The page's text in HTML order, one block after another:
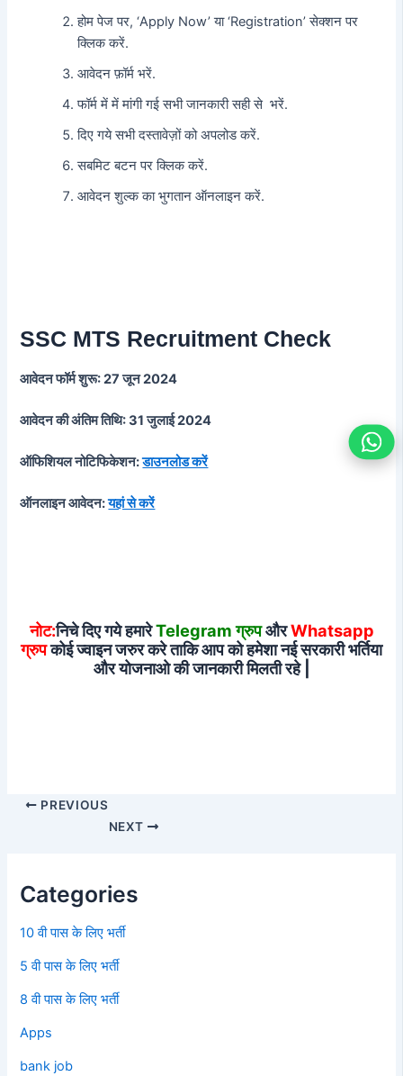
होम पेज पर, ‘Apply Now’ या ‘Registration’ सेक्शन पर
क्लिक करें.
आवेदन फ़ॉर्म भरें.
फॉर्म में में मांगी गई सभी जानकारी सही से भरें.
दिए गये सभी दस्तावेज़ों को अपलोड करें.
सबमिट बटन पर क्लिक करें.
आवेदन शुल्क का भुगतान ऑनलाइन करें.
SSC MTS Recruitment Check
आवेदन फॉर्म शुरू: 27 जून 2024
आवेदन की अंतिम तिथि: 31 जुलाई 2024
ऑफिशियल नोटिफिकेशन:डाउनलोड करें
ऑनलाइन आवेदन:यहां से करें
नोट:निचे दिए गये हमारेTelegram ग्रुपऔरWhatsapp
ग्रुपकोई ज्वाइन जरुर करे ताकि आप को हमेशा नई सरकारी भर्तिया
और योजनाओ की जानकारी मिलती रहे |
PREVIOUS
NEXT
Categories
10 वी पास के लिए भर्ती
5 वी पास के लिए भर्ती
8 वी पास के लिए भर्ती
Apps
bank job